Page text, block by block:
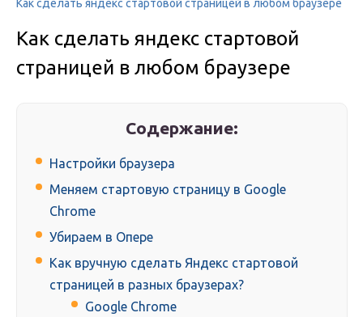
Как сделать яндекс стартовой страницей в любом браузере
Как сделать яндекс стартовой
страницей в любом браузере
Содержание:
Настройки браузера
Меняем стартовую страницу в Google
Chrome
Убираем в Опере
Как вручную сделать Яндекс стартовой
страницей в разных браузерах?
Google Chrome